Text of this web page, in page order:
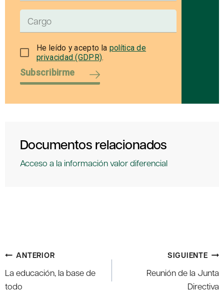
He leído y acepto la política de
privacidad (GDPR).
Subscribirme
Documentos relacionados
Acceso a la información valor diferencial
Navegación
de
entradas
ANTERIOR
La educación, la base de
todo
SIGUIENTE
Reunión de la Junta
Directiva